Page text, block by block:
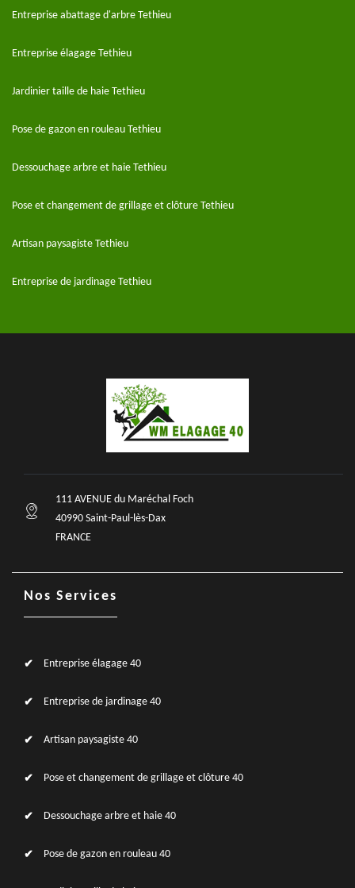
Entreprise abattage d'arbre Tethieu
Entreprise élagage Tethieu
Jardinier taille de haie Tethieu
Pose de gazon en rouleau Tethieu
Dessouchage arbre et haie Tethieu
Pose et changement de grillage et clôture Tethieu
Artisan paysagiste Tethieu
Entreprise de jardinage Tethieu
111 AVENUE du Maréchal Foch
40990 Saint-Paul-lès-Dax
FRANCE
Nos Services
Entreprise élagage 40
Entreprise de jardinage 40
Artisan paysagiste 40
Pose et changement de grillage et clôture 40
Dessouchage arbre et haie 40
Pose de gazon en rouleau 40